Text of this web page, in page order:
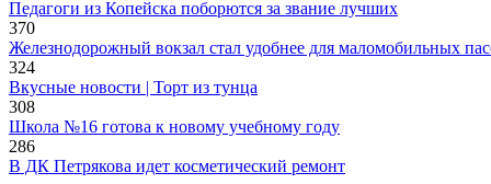
Педагоги из Копейска поборются за звание лучших
370
Железнодорожный вокзал стал удобнее для маломобильных
324
Вкусные новости | Торт из тунца
308
Школа №16 готова к новому учебному году
286
В ДК Петрякова идет косметический ремонт